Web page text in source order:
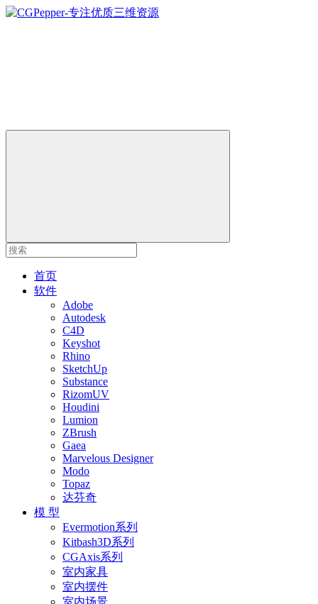
首页
软件
Adobe
Autodesk
C4D
Keyshot
Rhino
SketchUp
Substance
RizomUV
Houdini
Lumion
ZBrush
Gaea
Marvelous Designer
Modo
Topaz
达芬奇
模 型
Evermotion系列
Kitbash3D系列
CGAxis系列
室内家具
室内摆件
室内场景